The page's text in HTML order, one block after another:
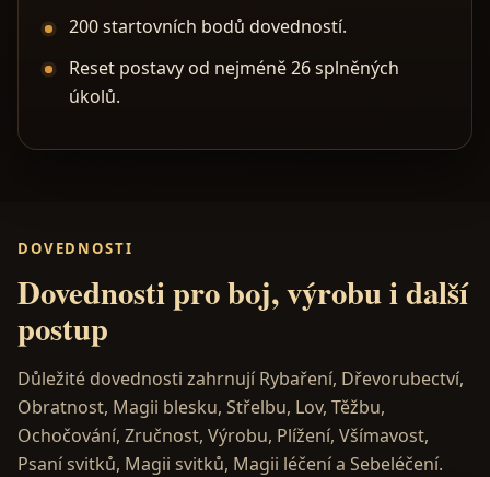
200 startovních bodů dovedností.
Reset postavy od nejméně 26 splněných
úkolů.
DOVEDNOSTI
Dovednosti pro boj, výrobu i další
postup
Důležité dovednosti zahrnují Rybaření, Dřevorubectví,
Obratnost, Magii blesku, Střelbu, Lov, Těžbu,
Ochočování, Zručnost, Výrobu, Plížení, Všímavost,
Psaní svitků, Magii svitků, Magii léčení a Sebeléčení.